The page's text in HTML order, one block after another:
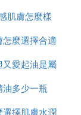
肌膚怎麼樣
麼選擇合適
護膚品
又愛起油是屬
麼肌膚
油多少一瓶
選擇肌膚水潤